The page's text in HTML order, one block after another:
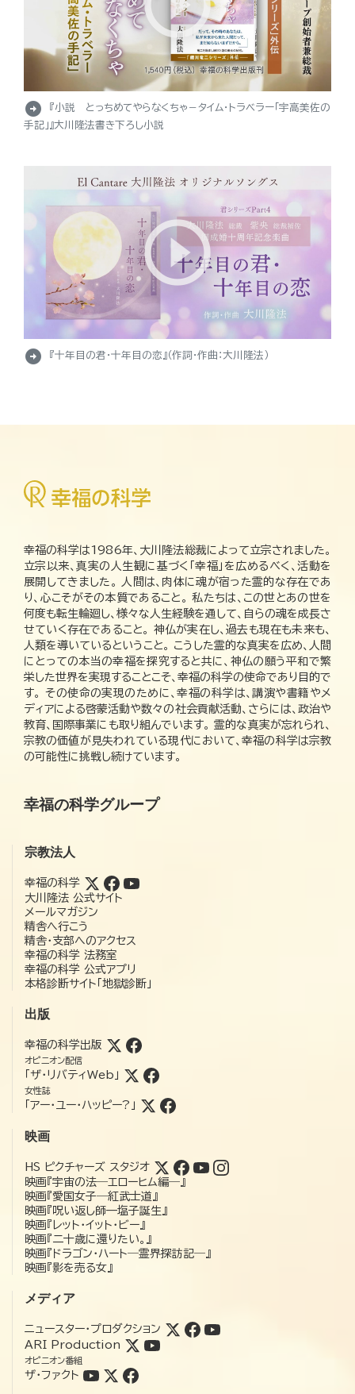
arrow_circle_right
『小説 とっちめてやらなくちゃ－タイム・トラベラー「宇高美佐の
手記」』大川隆法書き下ろし小説
arrow_circle_right 『十年目の君・十年目の恋』（作詞・作曲：大川隆法）
幸福の科学は1986年、大川隆法総裁によって立宗されました。
立宗以来、真実の人生観に基づく「幸福」を広めるべく、活動を
展開してきました。 人間は、肉体に魂が宿った霊的な存在であ
り、心こそがその本質であること。 私たちは、この世とあの世を
何度も転生輪廻し、様々な人生経験を通して、自らの魂を成長さ
せていく存在であること。 神仏が実在し、過去も現在も未来も、
人類を導いているということ。 こうした霊的な真実を広め、人間
にとっての本当の幸福を探究すると共に、神仏の願う平和で繁
栄した世界を実現することこそ、幸福の科学の使命であり目的で
す。 その使命の実現のために、幸福の科学は、講演や書籍やメ
ディアによる啓蒙活動や数々の社会貢献活動、さらには、政治や
教育、国際事業にも取り組んでいます。 霊的な真実が忘れられ、
宗教の価値が見失われている現代において、幸福の科学は宗教
の可能性に挑戦し続けています。
幸福の科学グループ
宗教法人
幸福の科学
大川隆法 公式サイト
メールマガジン
精舎へ行こう
精舎・支部へのアクセス
幸福の科学 法務室
幸福の科学 公式アプリ
本格診断サイト「地獄診断」
出版
幸福の科学出版
オピニオン配信
「ザ・リバティWeb」
女性誌
「アー・ユー・ハッピー?」
映画
HS ピクチャーズ スタジオ
映画『宇宙の法―エローヒム編―』
映画『愛国女子―紅武士道』
映画『呪い返し師—塩子誕生』
映画『レット・イット・ビー』
映画『二十歳に還りたい。』
映画『ドラゴン・ハート―霊界探訪記―』
映画『影を売る女』
メディア
ニュースター・プロダクション
ARI Production
オピニオン番組
ザ・ファクト